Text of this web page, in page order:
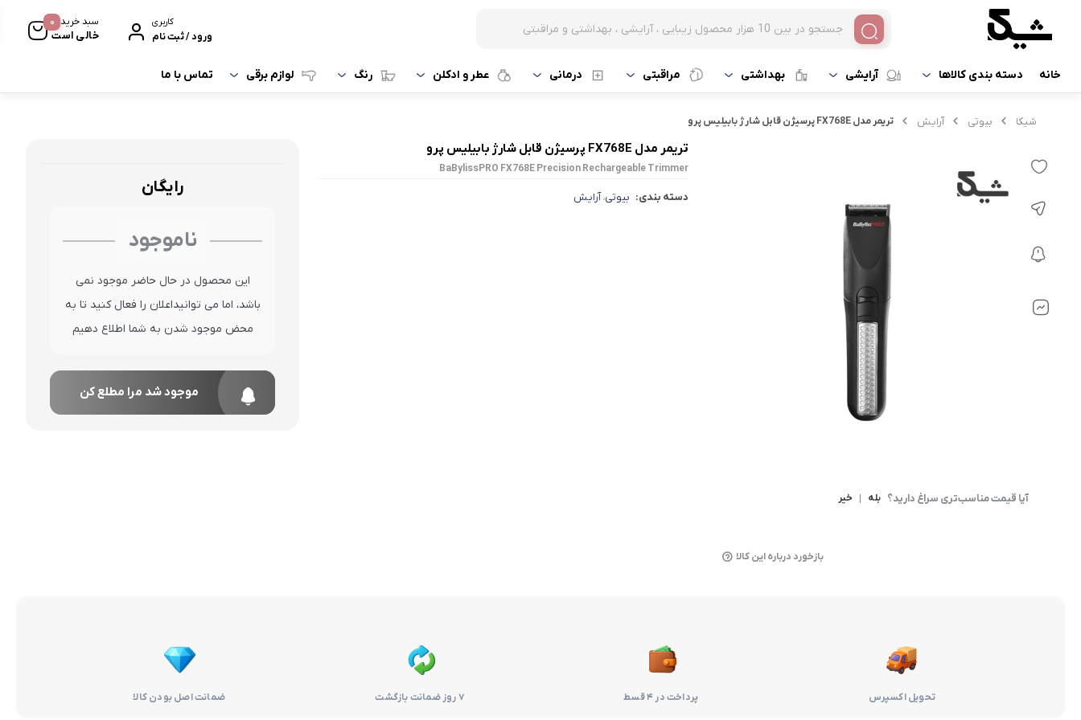
کاربری
ورود / ثبت نام
سبد خرید
خالی است
0
خانه دسته بندی کالاها آرایشی بهداشتی مراقبتی درمانی عطر و ادکلن رنگ لوازم برقی تماس با ما
شیکا بیوتی آرایش تریمر مدل FX768E پرسیژن قابل شارژ بابیلیس پرو
آیا قیمت مناسب‌تری سراغ دارید؟ بله | خیر
بازخورد درباره این کالا
تریمر مدل FX768E پرسیژن قابل شارژ بابیلیس پرو
BaBylissPRO FX768E Precision Rechargeable Trimmer
دسته بندی: بیوتی،آرایش رایگان
ناموجود
این محصول در حال حاضر موجود نمی
باشد، اما می توانیداعلان را فعال کنید تا به
محض موجود شدن به شما اطلاع دهیم
موجود شد مرا مطلع کن
تحویل اکسپرس پرداخت در ۴ قسط ۷ روز ضمانت بازگشت ضمانت اصل بودن کالا